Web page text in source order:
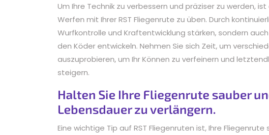
Um Ihre Technik zu verbessern und präziser zu werden,
Werfen mit Ihrer RST Fliegenrute zu üben. Durch
Wurfkontrolle und Kraftentwicklung stärken, sondern
den Köder entwickeln. Nehmen Sie sich Zeit, um
auszuprobieren, um Ihr Können zu verfeinern und
steigern.
Halten Sie Ihre Fliegenrute sauber
Lebensdauer zu verlängern.
Eine wichtige Tip auf RST Fliegenruten ist, Ihre